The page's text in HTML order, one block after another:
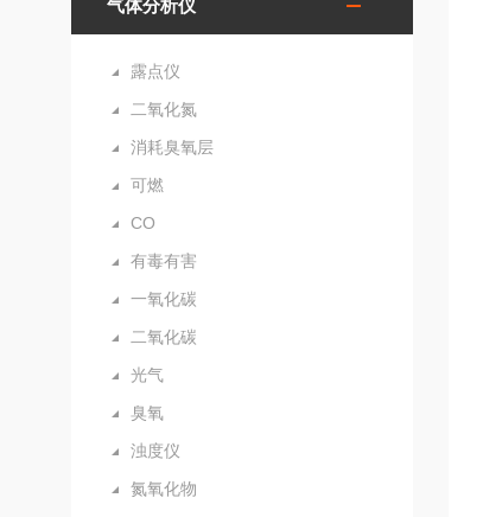
气体分析仪
露点仪
二氧化氮
消耗臭氧层
可燃
CO
有毒有害
一氧化碳
二氧化碳
光气
臭氧
浊度仪
氮氧化物